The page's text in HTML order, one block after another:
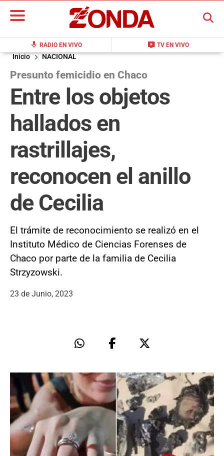
mic RADIO EN VIVO live_tv TV EN VIVO
BUSCAR
Inicio NACIONAL
Presunto femicidio en Chaco
Entre los objetos
hallados en
rastrillajes,
reconocen el anillo
de Cecilia
El trámite de reconocimiento se realizó en el
Instituto Médico de Ciencias Forenses de
Chaco por parte de la familia de Cecilia
Strzyzowski.
23 de Junio, 2023